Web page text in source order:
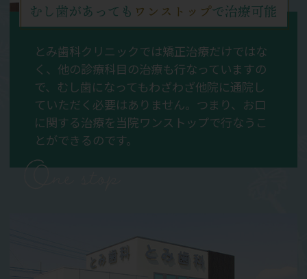
One stop
むし歯があっても ワンストップで治療可能
とみ歯科クリニックでは矯正治療だけではな
く、他の診療科目の治療も行なっていますの
で、むし歯になってもわざわざ他院に通院し
ていただく必要はありません。つまり、お口
に関する治療を当院ワンストップで行なうこ
とができるのです。